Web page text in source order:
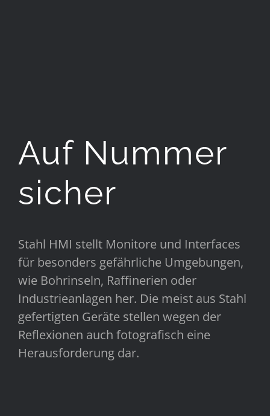
Auf Nummer
sicher
Stahl HMI stellt Monitore und Interfaces
für besonders gefährliche Umgebungen,
wie Bohrinseln, Raffinerien oder
Industrieanlagen her. Die meist aus Stahl
gefertigten Geräte stellen wegen der
Reflexionen auch fotografisch eine
Herausforderung dar.